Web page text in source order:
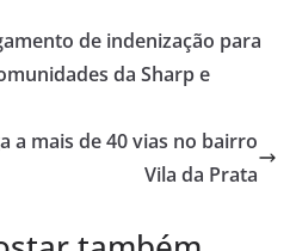
de indenização para
da Sharp e
a mais de 40 vias no bairro
Vila da Prata